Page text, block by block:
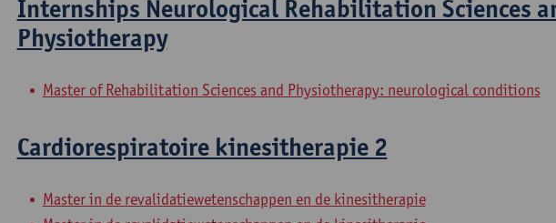
Internships Neurological Rehabilitation Sciences
Physiotherapy
Master of Rehabilitation Sciences and Physiotherapy: neurological conditions
Cardiorespiratoire kinesitherapie 2
Master in de revalidatiewetenschappen en de kinesitherapie